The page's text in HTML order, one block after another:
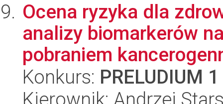
Ocena ryzyka dla
analizy biomarkerów
pobraniem
Konkurs: PRELUDIUM 1
Kierownik: Andrzej